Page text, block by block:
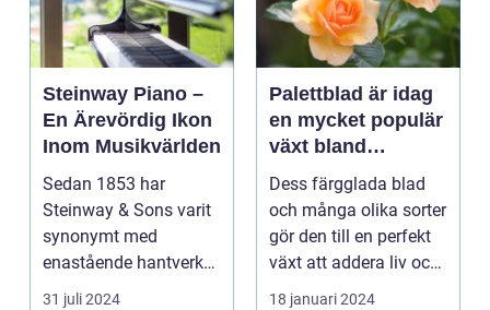
Steinway Piano –
En Ärevördig Ikon
Inom Musikvärlden
Sedan 1853 har
Steinway & Sons varit
synonymt med
enastående hantverk
och oövertr&aum...
31 juli 2024
Palettblad är idag
en mycket populär
växt bland
trädgårdsentusiast
er och inom
inredning
Dess färgglada blad
och många olika sorter
gör den till en perfekt
växt att addera liv och
färg till...
18 januari 2024